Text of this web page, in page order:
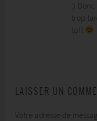
:).
trop
toi !
LAISSER UN
Votre adresse de